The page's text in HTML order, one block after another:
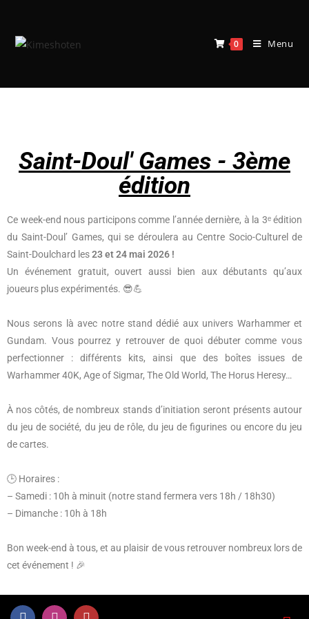
0 Menu
Saint-Doul' Games - 3ème
édition
Ce week-end nous participons comme l’année dernière, à la 3ᵉ édition
du Saint-Doul’ Games, qui se déroulera au Centre Socio-Culturel de
Saint-Doulchard les23 et 24 mai 2026 !
Un événement gratuit, ouvert aussi bien aux débutants qu’aux
joueurs plus expérimentés. 😎💪
Nous serons là avec notre stand dédié aux univers Warhammer et
Gundam. Vous pourrez y retrouver de quoi débuter comme vous
perfectionner : différents kits, ainsi que des boîtes issues de
Warhammer 40K, Age of Sigmar, The Old World, The Horus Heresy…
À nos côtés, de nombreux stands d’initiation seront présents autour
du jeu de société, du jeu de rôle, du jeu de figurines ou encore du jeu
de cartes.
🕒 Horaires :
– Samedi : 10h à minuit (notre stand fermera vers 18h / 18h30)
– Dimanche : 10h à 18h
Bon week-end à tous, et au plaisir de vous retrouver nombreux lors de
cet événement ! 🎉